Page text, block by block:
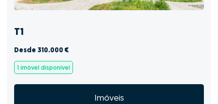
T1
Desde 310.000 €
1 imóvel disponível
Imóveis